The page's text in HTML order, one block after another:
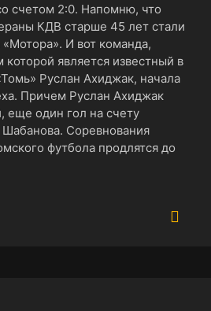
счетом 2:0. Напомню, что
КДВ старше 45 лет стали
И вот команда,
является известный в
Руслан Ахиджак, начала
Причем Руслан Ахиджак
еще один гол на счету
Соревнования
футбола продлятся до